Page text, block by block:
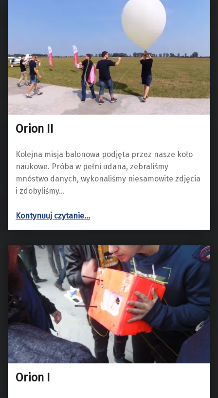
Orion II
Kolejna misja balonowa podjęta przez nasze koło
naukowe. Próba w pełni udana, zebraliśmy
mnóstwo danych, wykonaliśmy niesamowite zdjęcia
i zdobyliśmy…
Kontynuuj czytanie…
Orion I